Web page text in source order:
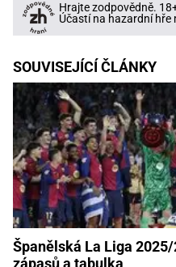
Hrajte zodpovědně.
Účastí na hazardní
SOUVISEJÍCÍ ČLÁNKY
Španělská La Liga
zápasů a tabulka